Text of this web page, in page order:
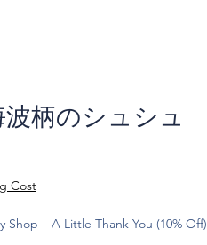
波柄のシュシュ
Cost
Shop – A Little Thank You (10% Off)